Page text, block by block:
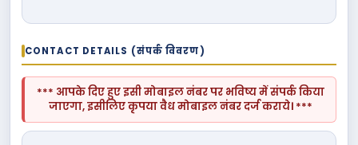
CONTACT DETAILS (संपर्क विवरण)
*** आपके दिए हुए इसी मोबाइल नंबर पर भविष्य में संपर्क किया
जाएगा, इसीलिए कृपया वैध मोबाइल नंबर दर्ज कराये। ***